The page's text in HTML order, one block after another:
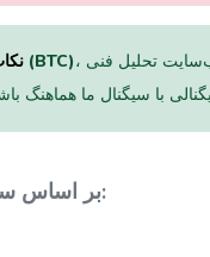
بیت کوین (BTC)، ما توصیه می‌کنیم به وب‌سایت تحلیل فنی "MagicalAnalysis" مراجعه
بر اساس سیگنال‌ها و پیش‌بینی‌های بالا، استراتژی‌های زیر را پیشنهاد می‌کنیم: